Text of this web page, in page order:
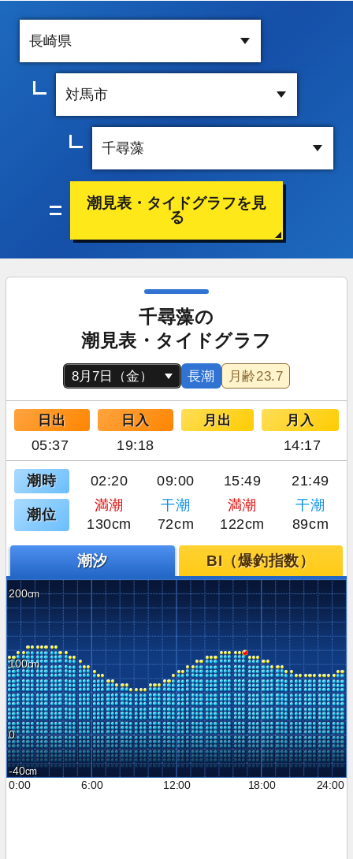
潮見表・タイドグラフを見
る
千尋藻の
潮見表・タイドグラフ
長潮 月齢23.7
日出 日入 月出 月入
05:37 19:18 14:17
潮時 02:20 09:00 15:49 21:49
潮位
満潮 干潮 満潮
干潮
130cm
72cm 122cm 89cm
潮汐 BI（爆釣指数）
200
100
0
-40
0:00
6:00 12:00 18:00 24:00